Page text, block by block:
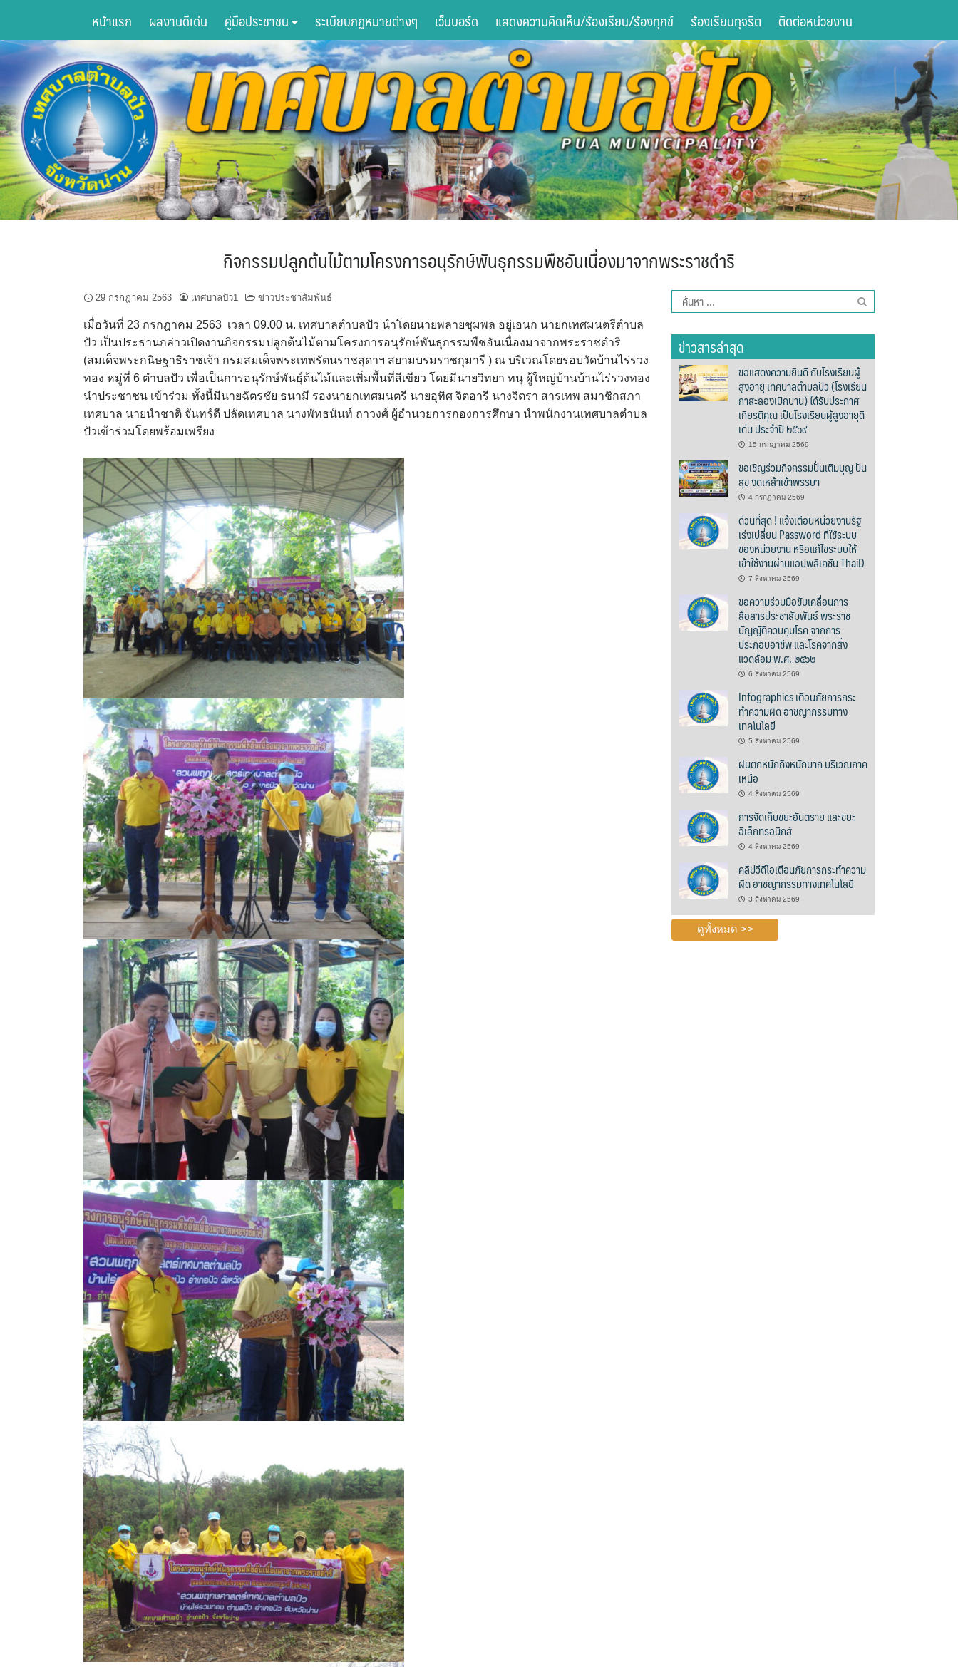
content
หน้าแรก ผลงานดีเด่น คู่มือประชาชน ระเบียบกฏหมายต่างๆ เว็บบอร์ด แสดงความคิดเห็น/ร้องเรียน/ร้องทุกข์ ร้องเรียนทุจริต ติดต่อหน่วยงาน
กิจกรรมปลูกต้นไม้ตามโครงการอนุรักษ์พันธุกรรมพืชอันเนื่องมาจากพระราชดำริ
29 กรกฎาคม 2563 เทศบาลปัว1 ข่าวประชาสัมพันธ์
เมื่อวันที่ 23 กรกฎาคม 2563 เวลา 09.00 น. เทศบาลตำบลปัว นำโดยนายพลายชุมพล อยู่เอนก นายกเทศมนตรีตำบล
ปัว เป็นประธานกล่าวเปิดงานกิจกรรมปลูกต้นไม้ตามโครงการอนุรักษ์พันธุกรรมพืชอันเนื่องมาจากพระราชดำริ
(สมเด็จพระกนิษฐาธิราชเจ้า กรมสมเด็จพระเทพรัตนราชสุดาฯ สยามบรมราชกุมารี ) ณ บริเวณโดยรอบวัดบ้านไร่รวง
ทอง หมู่ที่ 6 ตำบลปัว เพื่อเป็นการอนุรักษ์พันธ์ุต้นไม้และเพิ่มพื้นที่สีเขียว โดยมีนายวิทยา ทนุ ผู้ใหญ่บ้านบ้านไร่รวงทอง
นำประชาชน เข้าร่วม ทั้งนี้มีนายฉัตรชัย ธนามี รองนายกเทศมนตรี นายอุทิศ จิตอารี นางจิตรา สารเทพ สมาชิกสภา
เทศบาล นายนำชาติ จันทร์ดี ปลัดเทศบาล นางพัทธนันท์ ถาวงศ์ ผู้อำนวยการกองการศึกษา นำพนักงานเทศบาลตำบล
ปัวเข้าร่วมโดยพร้อมเพรียง
ค้นหา
สำหรับ:
ข่าวสารล่าสุด
ขอแสดงความยินดี กับโรงเรียนผู้
สูงอายุ เทศบาลตำบลปัว (โรงเรียน
กาสะลองเบิกบาน) ได้รับประกาศ
เกียรติคุณ เป็นโรงเรียนผู้สูงอายุดี
เด่น ประจำปี ๒๕๖๙
15 กรกฎาคม 2569
ขอเชิญร่วมกิจกรรมปั่นเติมบุญ ปัน
สุข งดเหล้าเข้าพรรษา
4 กรกฎาคม 2569
ด่วนที่สุด ! แจ้งเตือนหน่วยงานรัฐ
เร่งเปลี่ยน Password ที่ใช้ระบบ
ของหน่วยงาน หรือแก้ไขระบบให้
เข้าใช้งานผ่านแอปพลิเคชัน ThaiD
7 สิงหาคม 2569
ขอความร่วมมือขับเคลื่อนการ
สื่อสารประชาสัมพันธ์ พระราช
บัญญัติควบคุมโรค จากการ
ประกอบอาชีพ และโรคจากสิ่ง
แวดล้อม พ.ศ. ๒๕๖๒
6 สิงหาคม 2569
Infographics เตือนภัยการกระ
ทำความผิด อาชญากรรมทาง
เทคโนโลยี
5 สิงหาคม 2569
ฝนตกหนักถึงหนักมาก บริเวณภาค
เหนือ
4 สิงหาคม 2569
การจัดเก็บขยะอันตราย และขยะ
อิเล็กทรอนิกส์
4 สิงหาคม 2569
คลิปวีดีโอเตือนภัยการกระทำความ
ผิด อาชญากรรมทางเทคโนโลยี
3 สิงหาคม 2569
ดูทั้งหมด >>